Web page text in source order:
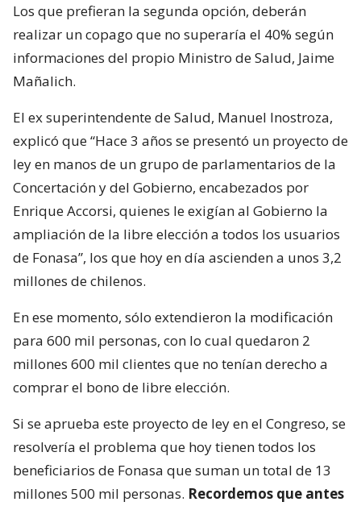
Los que prefieran la segunda opción, deberán
realizar un copago que no superaría el 40% según
informaciones del propio Ministro de Salud, Jaime
Mañalich.
El ex superintendente de Salud, Manuel Inostroza,
explicó que “Hace 3 años se presentó un proyecto de
ley en manos de un grupo de parlamentarios de la
Concertación y del Gobierno, encabezados por
Enrique Accorsi, quienes le exigían al Gobierno la
ampliación de la libre elección a todos los usuarios
de Fonasa”, los que hoy en día ascienden a unos 3,2
millones de chilenos.
En ese momento, sólo extendieron la modificación
para 600 mil personas, con lo cual quedaron 2
millones 600 mil clientes que no tenían derecho a
comprar el bono de libre elección.
Si se aprueba este proyecto de ley en el Congreso, se
resolvería el problema que hoy tienen todos los
beneficiarios de Fonasa que suman un total de 13
millones 500 mil personas. Recordemos que antes